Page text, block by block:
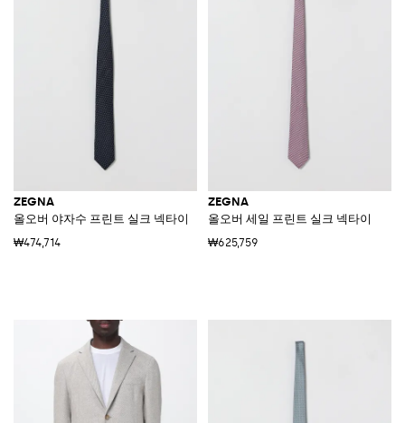
ZEGNA
올오버 야자수 프린트 실크 넥타이
₩474,714
ZEGNA
올오버 세일 프린트 실크 넥타이
₩625,759